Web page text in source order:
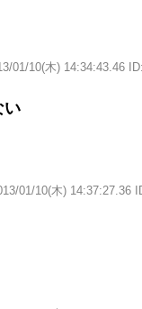
01/10(木) 14:34:43.46
い
01/10(木) 14:37:27.36